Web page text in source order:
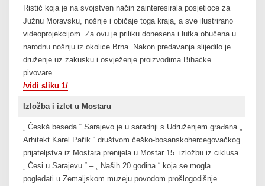
Ristić koja je na svojstven način zainteresirala posjetioce za
Južnu Moravsku, nošnje i običaje toga kraja, a sve ilustrirano
videoprojekcijom. Za ovu je priliku donesena i lutka obučena u
narodnu nošnju iz okolice Brna. Nakon predavanja slijedilo je
druženje uz zakusku i osvježenje proizvodima Bihaćke
pivovare.
/vidi sliku 1/
Izložba i izlet u Mostaru
„ Česká beseda “ Sarajevo je u saradnji s Udruženjem građana „
Arhitekt Karel Pařík “ društvom češko-bosanskohercegovačkog
prijateljstva iz Mostara prenijela u Mostar 15. izložbu iz ciklusa
„ Česi u Sarajevu “ – „ Naših 20 godina “ koja se mogla
pogledati u Zemaljskom muzeju povodom prošlogodišnje